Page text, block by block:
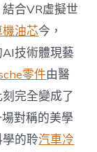
合VR虛擬世
油芯今，
技術體現藝
零件由醫
完全變成了
對稱的美學
的聆汽車冷